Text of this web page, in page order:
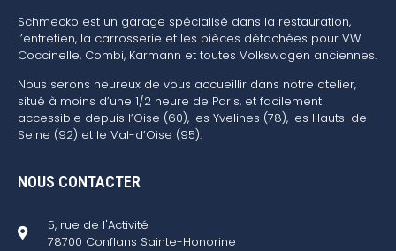
Schmecko est un garage spécialisé dans la restauration,
l’entretien, la carrosserie et les pièces détachées pour VW
Coccinelle, Combi, Karmann et toutes Volkswagen anciennes.
Nous serons heureux de vous accueillir dans notre atelier,
situé à moins d’une 1/2 heure de Paris, et facilement
accessible depuis l’Oise (60), les Yvelines (78), les Hauts-de-
Seine (92) et le Val-d’Oise (95).
NOUS CONTACTER
5, rue de l'Activité
78700 Conflans Sainte-Honorine